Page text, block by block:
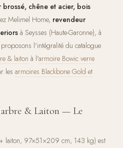
chêne et acier, bois
Melimel Home, revendeur
à Seysses (Haute-Garonne), à
l'intégralité du catalogue
& laiton à l'armoire Bowic verre
lesarmoires Blackbone Gold et
& Laiton — Le
laiton, 97×51×209 cm, 143 kg) est